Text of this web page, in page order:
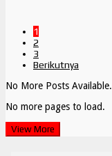
1
2
3
Berikutnya
No More Posts Available.
No more pages to load.
View More